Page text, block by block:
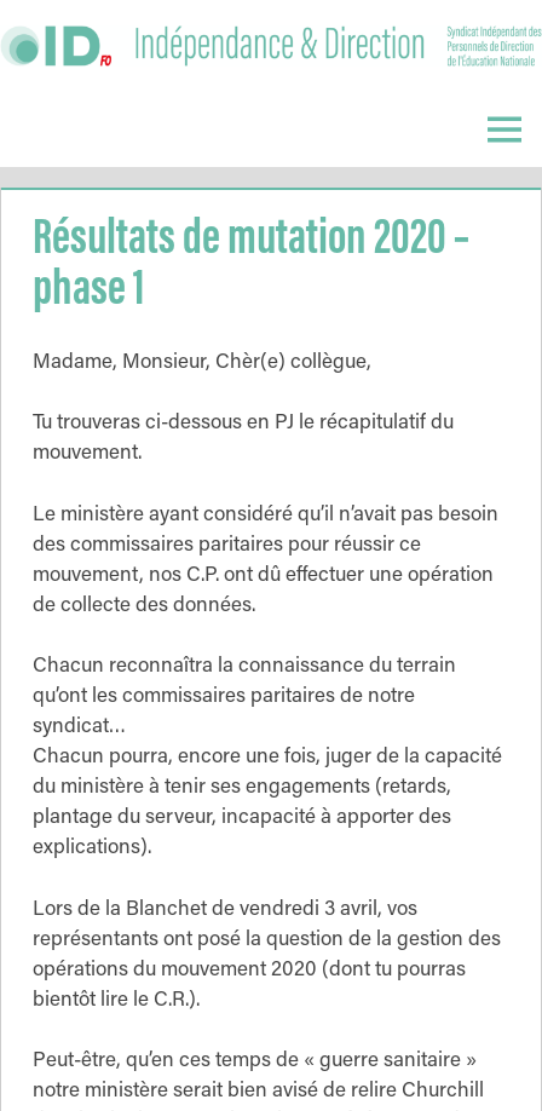
to
Direction
Menu
Résultats de mutation 2020 –
phase 1
Madame, Monsieur, Chèr(e) collègue,
Tu trouveras ci-dessous en PJ le récapitulatif du
mouvement.
Le ministère ayant considéré qu’il n’avait pas besoin
des commissaires paritaires pour réussir ce
mouvement, nos C.P. ont dû effectuer une opération
de collecte des données.
Chacun reconnaîtra la connaissance du terrain
qu’ont les commissaires paritaires de notre
syndicat…
Chacun pourra, encore une fois, juger de la capacité
du ministère à tenir ses engagements (retards,
plantage du serveur, incapacité à apporter des
explications).
Lors de la Blanchet de vendredi 3 avril, vos
représentants ont posé la question de la gestion des
opérations du mouvement 2020 (dont tu pourras
bientôt lire le C.R.).
Peut-être, qu’en ces temps de « guerre sanitaire »
notre ministère serait bien avisé de relire Churchill